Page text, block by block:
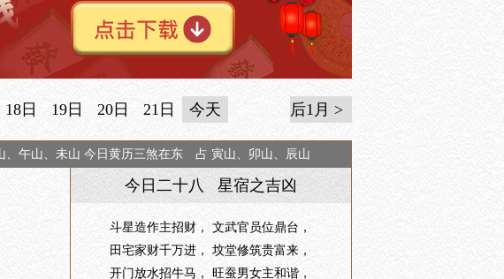
18日 19日 20日 21日 今天 后1月 >
午山、未山 今日黄历三煞在东 占 寅山、卯山、辰山
今日二十八 星宿之吉凶
斗星造作主招财， 文武官员位鼎台，
田宅家财千万进， 坟堂修筑贵富来，
开门放水招牛马， 旺蚕男女主和谐，